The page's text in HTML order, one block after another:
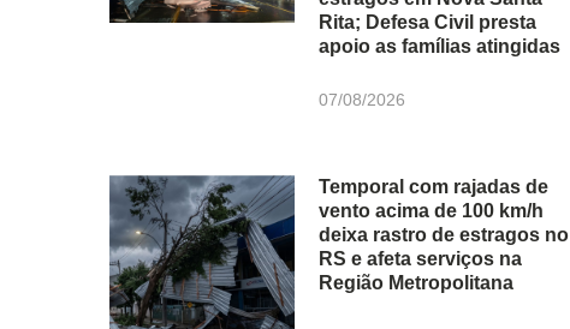
Rita; Defesa Civil presta
apoio as famílias atingidas
07/08/2026
Temporal com rajadas de
vento acima de 100 km/h
deixa rastro de estragos no
RS e afeta serviços na
Região Metropolitana